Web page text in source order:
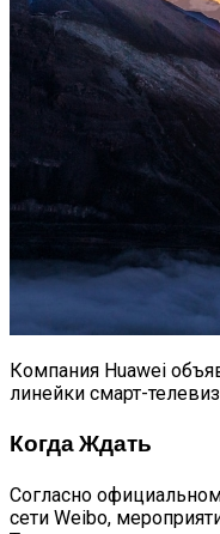
Компания Huawei
линейки смарт-
Когда Ждать
Согласно
сети Weibo,